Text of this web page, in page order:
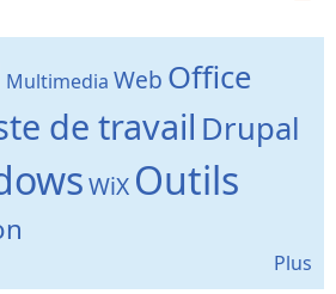
Multimedia Web Office
de travail Drupal
WiX Outils
Plus